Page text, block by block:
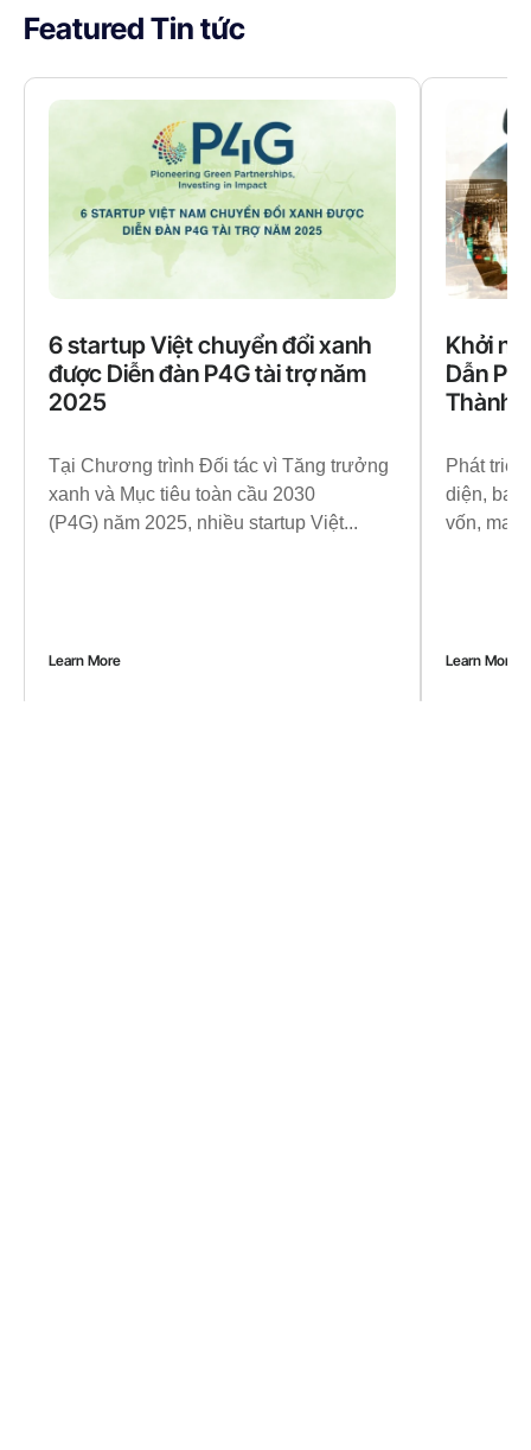
Featured Tin tức
6 startup Việt chuyển đổi xanh
được Diễn đàn P4G tài trợ năm
2025
Tại Chương trình Đối tác vì Tăng trưởng
xanh và Mục tiêu toàn cầu 2030
(P4G) năm 2025, nhiều startup Việt...
Learn More
Khởi
Dẫn
Thành
Phát
diện, bao
vốn,
Learn More